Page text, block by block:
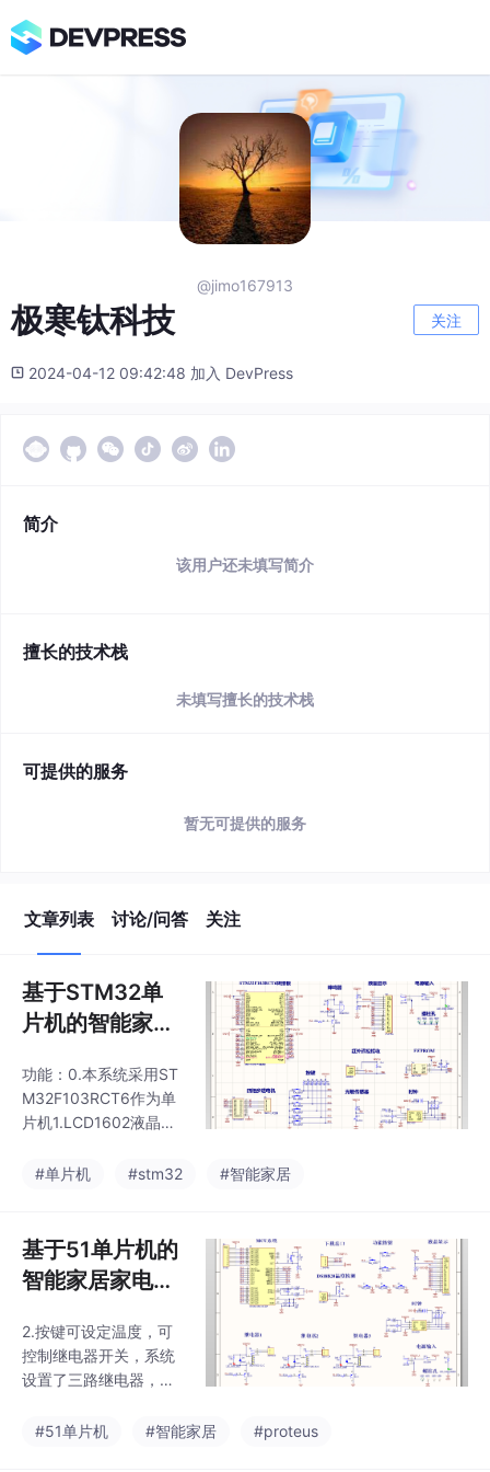
@jimo167913
极寒钛科技 关注
2024-04-12 09:42:48 加入 DevPress
简介
该用户还未填写简介
擅长的技术栈
未填写擅长的技术栈
可提供的服务
暂无可提供的服务
文章列表 讨论/问答 关注
基于STM32单
片机的智能家居
统红外遥控prot
eus仿真原理图P
功能：0.本系统采用ST
M32F103RCT6作为单
片机1.LCD1602液晶实
态/光照强度2.支持手动
置’键进入设置界面4.默
认状态下’确定’键可切换
模式5.设置界面’确定’为
采用DC002作为电源接
口可直接输入5V给整个
系统供电原理图：PCB
频：https://www.bilibil
#单片机 #stm32 #智能家居
基于51单片机的
智能家居家电设
eus仿真原理图P
CB
2.按键可设定温度，可
控制继电器开关，系统
设置了三路继电器，可
家用设备。3.温度传感
#51单片机 #智能家居 #proteus